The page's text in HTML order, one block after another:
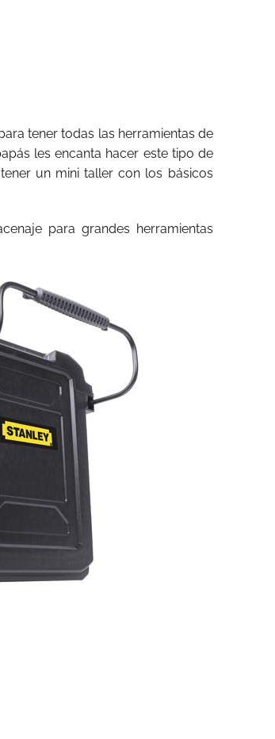
tener todas las herramientas de
les encanta hacer este tipo de
un mini taller con los básicos
para grandes herramientas